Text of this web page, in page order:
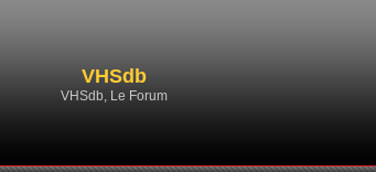
VHSdb
VHSdb, Le Forum